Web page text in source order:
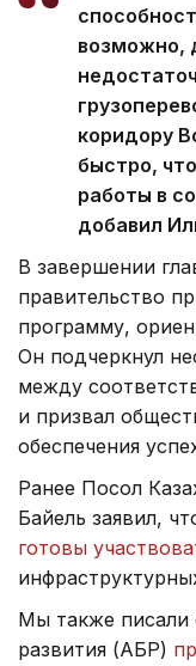
возможно,
коридору
быстро,
работы в
добавил
В завершении
правительство
программу,
Он подчеркнул
между
и призвал
обеспечения
Ранее Посол
Байель заявил,
готовы
Мы также писали
развития (АБР)